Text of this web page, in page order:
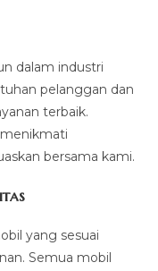
dalam industri
pelanggan dan
terbaik.
bersama kami.
yang sesuai
Semua mobil